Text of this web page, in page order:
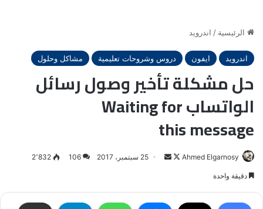
الرئيسية / اندرويد
اندرويد ايفون دروس وشروحات تعليمية مشاكل وحلول
حل مشكلة تأخير وصول رسائل
الواتساب Waiting for
this message
Ahmed Elgarnosy
Followأرسل25 سبتمبر، 2017 106 2٬832
دقيقة واحدة